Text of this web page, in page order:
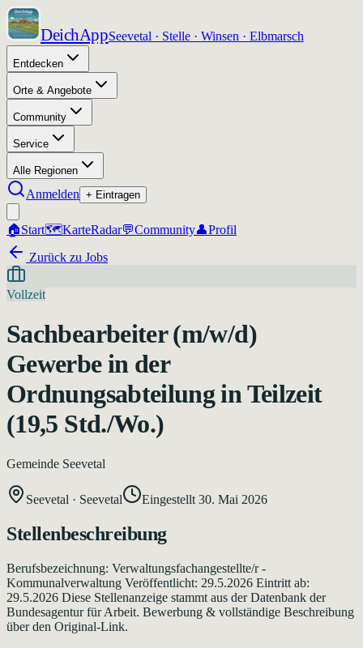
DeichAppSeevetal · Stelle · Winsen · Elbmarsch
Entdecken
Orte & Angebote
Community
Service
Alle Regionen
Anmelden + Eintragen
🏠Start🗺️KarteRadar💬Community👤Profil
Zurück zu Jobs
Vollzeit
Sachbearbeiter (m/w/d)
Gewerbe in der
Ordnungsabteilung in Teilzeit
(19,5 Std./Wo.)
Gemeinde Seevetal
Seevetal · Seevetal Eingestellt 30. Mai 2026
Stellenbeschreibung
Berufsbezeichnung: Verwaltungsfachangestellte/r -
Kommunalverwaltung Veröffentlicht: 29.5.2026 Eintritt ab:
29.5.2026 Diese Stellenanzeige stammt aus der Datenbank der
Bundesagentur für Arbeit. Bewerbung & vollständige Beschreibung
über den Original-Link.